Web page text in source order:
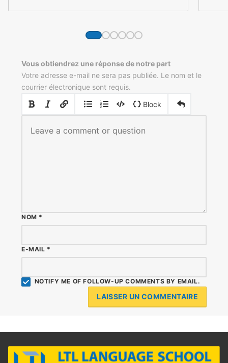
Vous obtiendrez une réponse de notre part
Votre adresse e-mail ne sera pas publiée. Le nom et le
courrier électronique sont requis.
Block
NOTIFY ME OF FOLLOW-UP COMMENTS BY EMAIL.
NOM *
E-MAIL *